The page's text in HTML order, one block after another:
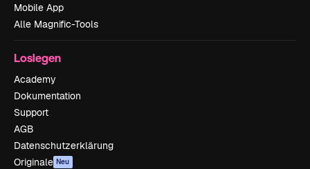
Mobile App
Alle Magnific-Tools
Loslegen
Academy
Dokumentation
Support
AGB
Datenschutzerklärung
Originale Neu